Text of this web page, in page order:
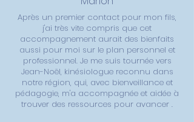
Après un premier contact pour mon fils,
j'ai très vite compris que cet
accompagnement aurait des bienfaits
aussi pour moi sur le plan personnel et
professionnel. Je me suis tournée vers
Jean-Noël, kinésiologue reconnu dans
notre région, qui, avec bienveillance et
pédagogie, m'a accompagnée et aidée à
trouver des ressources pour avancer .